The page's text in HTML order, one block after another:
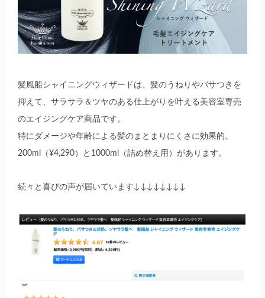
髪風船シャイニングウィザードは、髪のうねりやバサつきを
抑えて、サラサラ＆ツヤのある仕上がりを叶える美容室専売
のエイジングケア商品です。
特にダメージや年齢による髪のまとまりにくさに効果的。
200ml（¥4,290）と1000ml（詰め替え用）があります。
続々と喜びの声が届いています↓↓↓↓↓↓↓↓